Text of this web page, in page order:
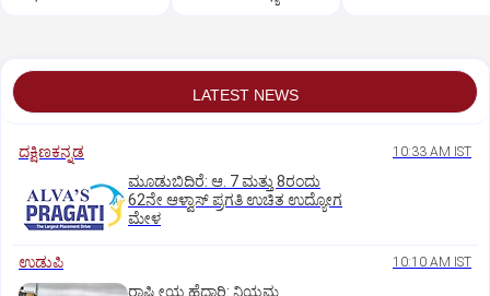
LATEST NEWS
ದಕ್ಷಿಣಕನ್ನಡ 10:33 AM IST
ಮೂಡುಬಿದಿರೆ: ಆ. 7 ಮತ್ತು 8ರಂದು
62ನೇ ಆಳ್ವಾಸ್‌ ಪ್ರಗತಿ ಉಚಿತ ಉದ್ಯೋಗ
ಮೇಳ
ಉಡುಪಿ 10:10 AM IST
ರಾಷ್ಟ್ರೀಯ ಹೆದ್ದಾರಿ: ನಿಯಮ